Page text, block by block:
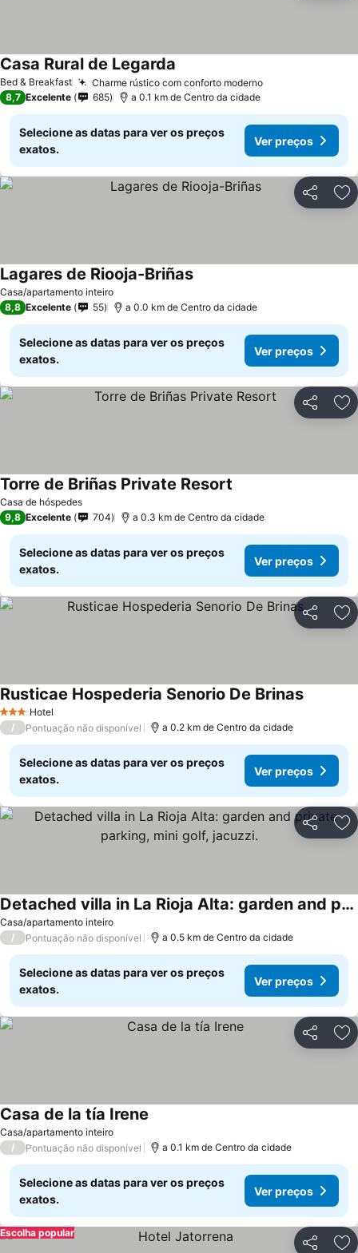
Bed & Breakfast Charme rústico com conforto moderno
Casa Rural de Legarda
8,7 Excelente 685 a 0.1 km de Centro da cidade
Selecione as datas para ver os preços
exatos.
Ver preços
Partilhar
Casa/apartamento inteiro
Lagares de Riooja-Briñas
8,8 Excelente 55 a 0.0 km de Centro da cidade
Selecione as datas para ver os preços
exatos.
Ver preços
Partilhar
Casa de hóspedes
Torre de Briñas Private Resort
9,8 Excelente 704 a 0.3 km de Centro da cidade
Selecione as datas para ver os preços
exatos.
Ver preços
Partilhar
3 EstrelasHotel
Rusticae Hospederia Senorio De Brinas
/ Pontuação não disponível a 0.2 km de Centro da cidade
Selecione as datas para ver os preços
exatos.
Ver preços
Partilhar
Casa/apartamento inteiro
Detached villa in La Rioja Alta: garden and private parking, mini golf, jacuzzi.
/ Pontuação não disponível a 0.5 km de Centro da cidade
Selecione as datas para ver os preços
exatos.
Ver preços
Partilhar
Casa/apartamento inteiro
Casa de la tía Irene
/ Pontuação não disponível a 0.1 km de Centro da cidade
Selecione as datas para ver os preços
exatos.
Ver preços
Partilhar
Escolha popular